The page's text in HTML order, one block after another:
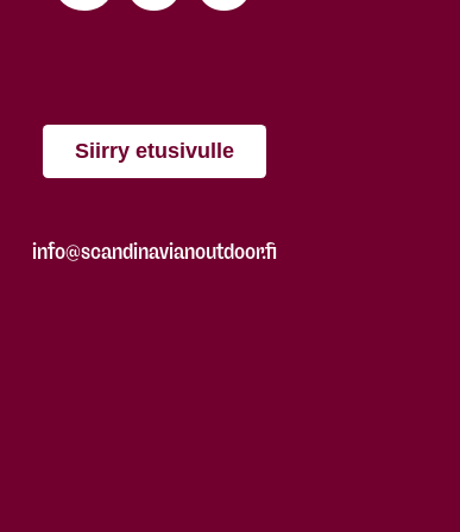
Siirry etusivulle
info@scandinavianoutdoor.fi